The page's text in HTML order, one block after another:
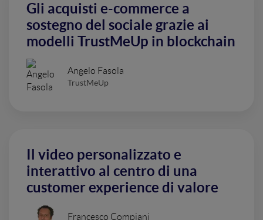
Gli acquisti e-commerce a
sostegno del sociale grazie ai
modelli TrustMeUp in blockchain
Angelo Fasola
TrustMeUp
Il video personalizzato e
interattivo al centro di una
customer experience di valore
Francesco Compiani